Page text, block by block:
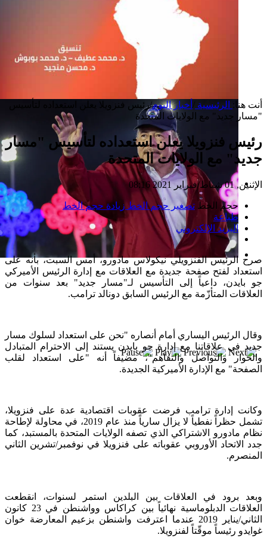
إصدار جديد
بعد خطف مادورو وحصار كوبا.. ماذا ستفعل
واشنطن بأورتيغا؟
أنت هنا: الرئيسية أخبار اليوم/رئيس فنزويلا يعلن استعداده لتأسيس
"مسار جديد" مع الولايات المتحدة
رئيس فنزويلا يعلن استعداده لتأسيس "مسار
جديد" مع الولايات المتحدة
الإثنين, 01 شباط/فبراير 2021 08:16
حجم الخط تصغير حجم الخط زيادة حجم الخط
طباعة
البريد الإلكتروني
صرح الرئيس الفنزويلي نيكولاس مادورو، أمس السبت، بأنه على
استعداد لفتح صفحة جديدة مع العلاقات مع إدارة الرئيس الأميركي
جو بايدن، داعياً إلى التأسيس لـ"مسار جديد" بعد سنوات من
العلاقات المتأزّمة مع الرئيس السابق دونالد ترامب.
وقال الرئيس اليساري أمام أنصاره "نحن على استعداد لسلوك مسار
جديد في علاقاتنا مع إدارة جو بايدن يستند إلى الاحترام المتبادل
والحوار والتواصل والتفاهم"، مضيفاً أنه "على استعداد لقلب
الصفحة" مع الإدارة الأميركية الجديدة.
وكانت إدارة ترامب فرضت عقوبات اقتصادية عدة على فنزويلا،
تشمل حظراً نفطياً لا يزال سارياً منذ عام 2019، في محاولة لإطاحة
نظام مادورو الاشتراكي الذي تصفه الولايات المتحدة بالمستبد، كما
جدد الاتحاد الأوروبي عقوباته على فنزويلا في نوفمبر/تشرين الثاني
المنصرم.
وبعد برود في العلاقات بين البلدين استمر لسنوات، انقطعت
العلاقات الدبلوماسية نهائياً بين كراكاس وواشنطن في 23 كانون
الثاني/يناير 2019 عندما اعترفت واشنطن بزعيم المعارضة خوان
غوايدو رئيساً موقّتاً لفنزويلا.